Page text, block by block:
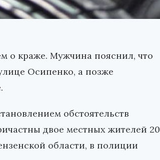
о краже. Мужчина пояснил, что
Осипенко, а позже
обстоятельств
двое местных жителей 20
области, в полиции